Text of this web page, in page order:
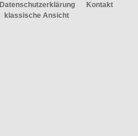
Datenschutzerklärung
Kontakt
klassische Ansicht